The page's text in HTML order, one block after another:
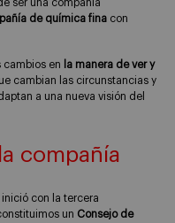
ser una compañía
de química fina con
cambios en
la manera de ver y
cambian las circunstancias y
a una nueva visión del
compañía
con la tercera
un Consejo de